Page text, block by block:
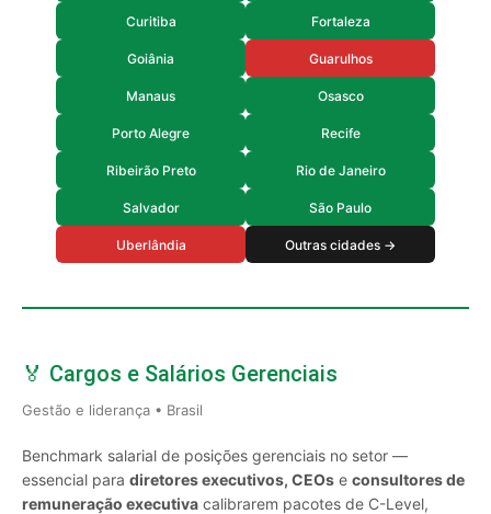
Curitiba Fortaleza
Goiânia Guarulhos
Manaus Osasco
Porto Alegre Recife
Ribeirão Preto Rio de Janeiro
Salvador São Paulo
Uberlândia Outras cidades →
🏅 Cargos e Salários Gerenciais
Gestão e liderança • Brasil
Benchmark salarial de posições gerenciais no setor —
essencial para diretores executivos, CEOs e consultores de
remuneração executiva calibrarem pacotes de C-Level,